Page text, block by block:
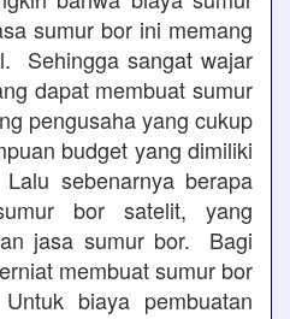
sumur bor ini memang
Sehingga sangat wajar
dapat membuat sumur
pengusaha yang cukup
budget yang dimiliki
sebenarnya berapa
bor satelit, yang
jasa sumur bor. Bagi
membuat sumur bor
biaya pembuatan